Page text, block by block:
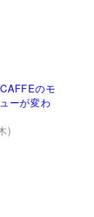
のモ
ーが変わ
)